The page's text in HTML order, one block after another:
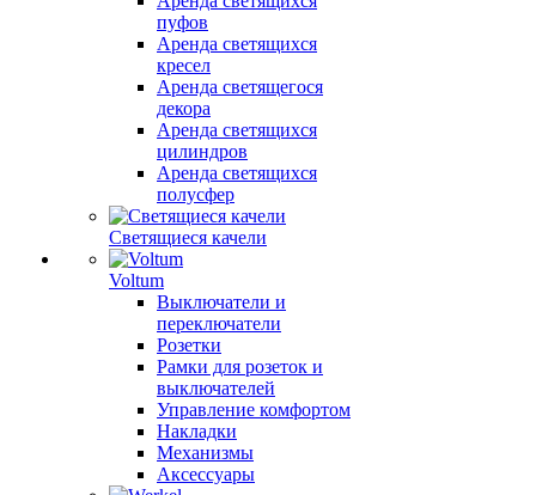
пуфов
Аренда светящихся
кресел
Аренда светящегося
декора
Аренда светящихся
цилиндров
Аренда светящихся
полусфер
Светящиеся качели
Voltum
Выключатели и
переключатели
Розетки
Рамки для розеток и
выключателей
Управление комфортом
Накладки
Механизмы
Аксессуары